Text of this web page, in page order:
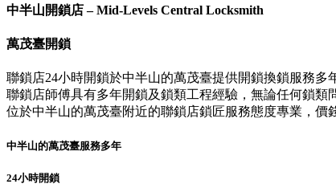
中半山開鎖店 – Mid-Levels Central Locksmith
萬茂臺開鎖
聯鎖店24小時開鎖於中半山的萬茂臺提供開鎖換鎖服務多
聯鎖店師傅具有多年開鎖及鎖類工程經驗，無論任何鎖類
位於中半山的萬茂臺附近的聯鎖店鎖匠服務態度專業，價
中半山的萬茂臺服務多年
24小時開鎖